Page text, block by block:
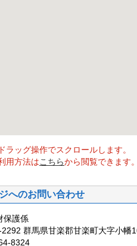
ラッグ操作でスクロールします。
用方法はこちらから閲覧できます。
へのお問い合わせ
保護係
群馬県甘楽郡甘楽町大字小幡
8324